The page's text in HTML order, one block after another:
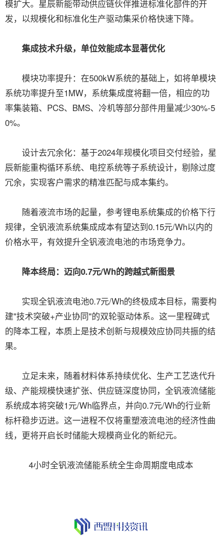
模扩大。星辰新能带动供应链伙伴推进标准化部件的开
发，以规模化和标准化生产驱动集采价格快速下降。
集成技术升级，单位效能成本显著优化
模块功率提升：在500kW系统的基础上，如将单模块
系统功率提升至1MW，系统集成度将翻一倍，相应的功
率集装箱、PCS、BMS、冷机等部分部件用量减少30%-5
0%。
设计去冗余化：基于2024年规模化项目交付经验，星
辰新能重构循环系统、电控系统等子系统设计，剔除过度
冗余，实现客户需求的精准匹配与成本集约。
随着液流市场的起量，参考锂电系统集成的价格下行
规律，全钒液流系统集成成本有望达到0.15元/Wh以内的
价格水平，有效提升全钒液流电池的市场竞争力。
降本终局：迈向0.7元/Wh的跨越式新图景
实现全钒液流电池0.7元/Wh的终极成本目标，需要构
建"技术突破+产业协同"的双轮驱动体系。这一里程碑式
的降本工程，本质上是技术创新与规模效应协同共振的结
果。
立足未来，随着材料体系持续优化、生产工艺迭代升
级、产能规模快速扩张、供应链深度协同，全钒液流储能
系统成本将突破1元/Wh临界点，并向0.7元/Wh的行业新
标杆稳步迈进。这一进程不仅将重塑液流电池的经济性曲
线，更将开启长时储能大规模商业化的新纪元。
4小时全钒液流储能系统全生命周期度电成本